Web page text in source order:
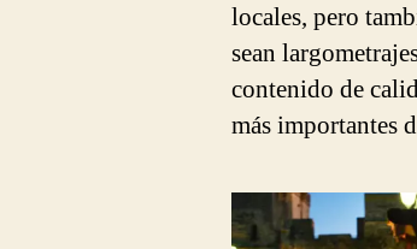
locales, pero
sean
contenido de
más importantes